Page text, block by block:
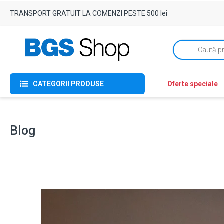
TRANSPORT GRATUIT LA COMENZI PESTE 500 lei
Products
search
CATEGORII PRODUSE Oferte speciale
Blog